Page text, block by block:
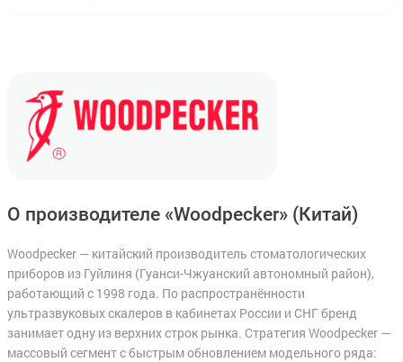
О производителе «Woodpecker» (Китай)
Woodpecker — китайский производитель стоматологических
приборов из Гуйлиня (Гуанси-Чжуанский автономный район),
работающий с 1998 года. По распространённости
ультразвуковых скалеров в кабинетах России и СНГ бренд
занимает одну из верхних строк рынка. Стратегия Woodpecker —
массовый сегмент с быстрым обновлением модельного ряда: